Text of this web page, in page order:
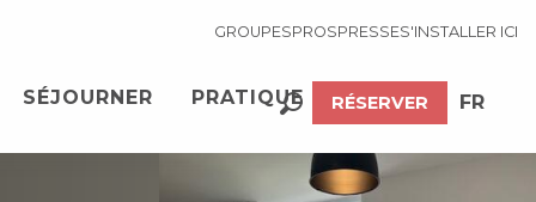
RÉSERVER
Recherche
FR
GROUPESPROSPRESSES'INSTALLER ICI
SÉJOURNER PRATIQUE